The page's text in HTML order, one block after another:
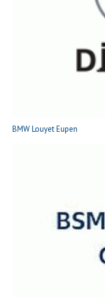
BMW Louyet Eupen